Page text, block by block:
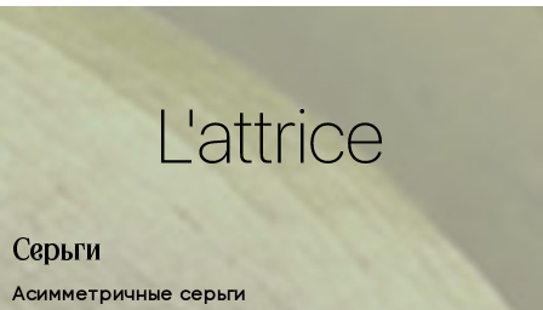
Серьги
Асимметричные серьги